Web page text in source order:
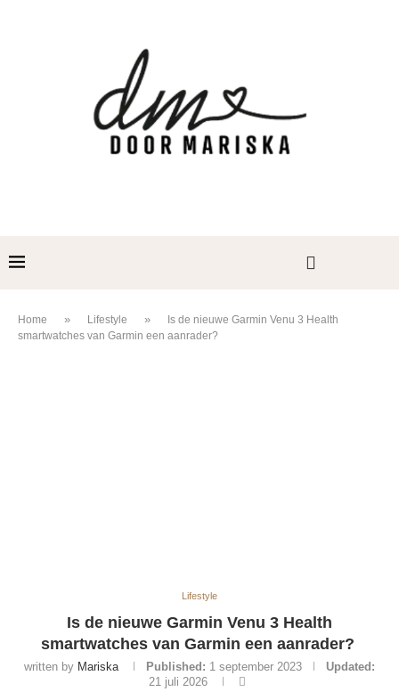
Home » Lifestyle »
Is de nieuwe Garmin Venu 3 Health
smartwatches van Garmin een aanrader?
Lifestyle
Is de nieuwe Garmin Venu 3 Health
smartwatches van Garmin een aanrader?
written by Mariska Published: 1 september 2023
Updated:
21 juli 2026